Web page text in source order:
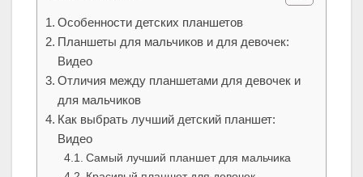
Особенности детских планшетов
Планшеты для мальчиков и для девочек:
Видео
Отличия между планшетами для девочек и
для мальчиков
Как выбрать лучший детский планшет:
Видео
Самый лучший планшет для мальчика